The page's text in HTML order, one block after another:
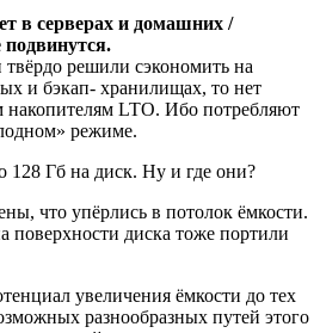
в серверах и домашних /
решили сэкономить на
и бэкап- хранилищах, то нет
накопителям LTO. Ибо потребляют
режиме.
128 Гб на диск. Ну и где они?
что упёрлись в потолок ёмкости.
диска тоже портили
увеличения ёмкости до тех
разнообразных путей этого